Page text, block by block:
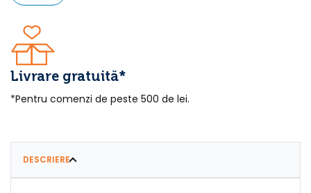
Livrare gratuită*
*Pentru comenzi de peste 500 de lei.
DESCRIERE